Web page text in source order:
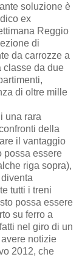
soluzione è
ex
Reggio
di
da carrozze a
classe da due
di oltre mille
una rara
della
il vantaggio
possa essere
riga sopra),
tutti i treni
possa essere
su ferro a
nel giro di un
notizie
2012, che